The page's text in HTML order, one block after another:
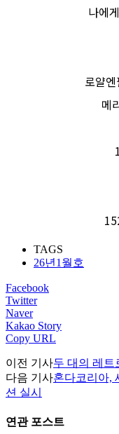
나에
로얄
메
TAGS
26년1월호
Facebook
Twitter
Naver
Kakao Story
Copy URL
이전 기사두 대의 레트
다음 기사혼다코리아,
션 실시
연관 포스트